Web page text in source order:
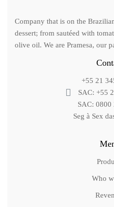
Company that is on the
dessert; from sautéed with
olive oil. We are Pramesa, our
+55 21
SAC: +55
SAC: 0800
Seg à Sex
Who